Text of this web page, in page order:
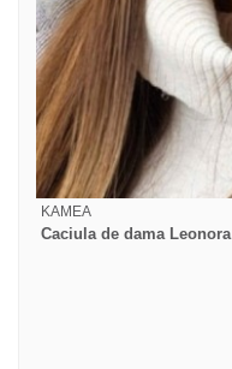
KAMEA
Caciula de dama Leonora